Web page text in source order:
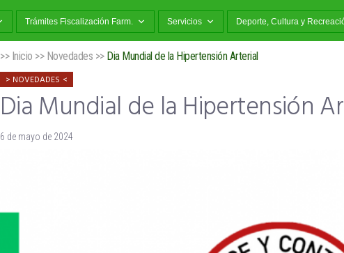
Trámites Fiscalización Farm. Servicios Deporte, Cultura y
>> Inicio >> Novedades >> Dia Mundial de la Hipertensión Arterial
NOVEDADES
Dia Mundial de la Hipertensión
6 de mayo de 2024